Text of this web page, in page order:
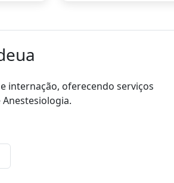
internação, oferecendo serviços